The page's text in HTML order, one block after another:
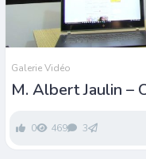
Galerie Vidéo
M. Albert Jaulin –
0 469 3